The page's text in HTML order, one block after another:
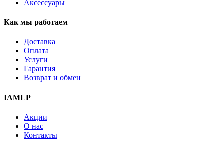
Аксессуары
Как мы работаем
Доставка
Оплата
Услуги
Гарантия
Возврат и обмен
IAMLP
Акции
О нас
Контакты